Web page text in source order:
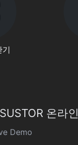
기
온라인
Demo